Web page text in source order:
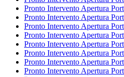
Pronto Intervento Apertura
Pronto Intervento Apertura
Pronto Intervento Apertura
Pronto Intervento Apertura
Pronto Intervento Apertura
Pronto Intervento Apertura
Pronto Intervento Apertura
Pronto Intervento Apertura